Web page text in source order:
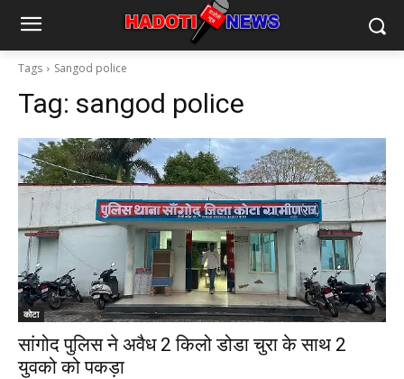
Tags Sangod police
Tag: sangod police
कोटा
सांगोद पुलिस ने अवैध 2 किलो डोडा चुरा के साथ 2
युवको को पकड़ा